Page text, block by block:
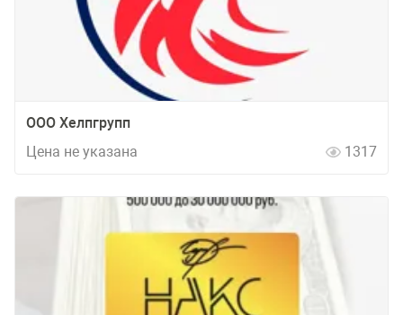
ООО Хелпгрупп
Цена не указана
1317